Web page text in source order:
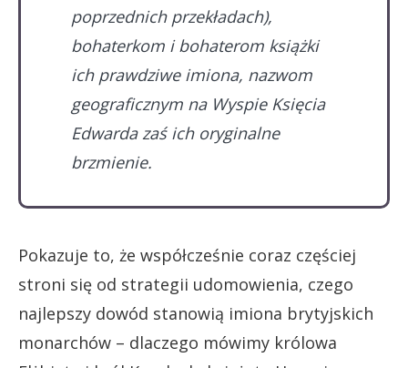
poprzednich przekładach),
bohaterkom i bohaterom książki
ich prawdziwe imiona, nazwom
geograficznym na Wyspie Księcia
Edwarda zaś ich oryginalne
brzmienie.
Pokazuje to, że współcześnie coraz częściej
stroni się od strategii udomowienia, czego
najlepszy dowód stanowią imiona brytyjskich
monarchów – dlaczego mówimy królowa